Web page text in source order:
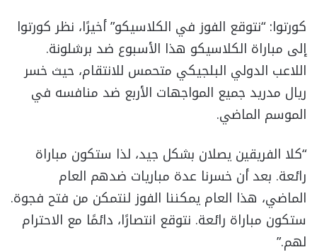
كورتوا: “نتوقع الفوز في الكلاسيكو” أخيرًا، نظر كورتوا
إلى مباراة الكلاسيكو هذا الأسبوع ضد برشلونة.
اللاعب الدولي البلجيكي متحمس للانتقام، حيث خسر
ريال مدريد جميع المواجهات الأربع ضد منافسه في
الموسم الماضي.
“كلا الفريقين يصلان بشكل جيد، لذا ستكون مباراة
رائعة. بعد أن خسرنا عدة مباريات ضدهم العام
الماضي، هذا العام يمكننا الفوز لنتمكن من فتح فجوة.
ستكون مباراة رائعة. نتوقع انتصارًا، دائمًا مع الاحترام
لهم.”